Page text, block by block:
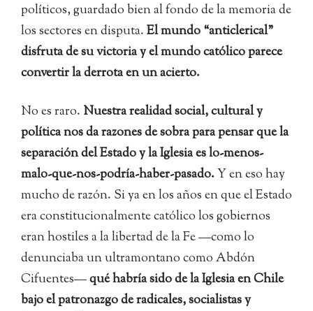
políticos, guardado bien al fondo de la memoria de
los sectores en disputa.El mundo “anticlerical”
disfruta de su victoria y el mundo católico parece
convertir la derrota en un acierto.
No es raro. Nuestra realidad social, cultural y
política nos da razones de sobra para pensar que la
separación del Estado y la Iglesia es lo-menos-
malo-que-nos-podría-haber-pasado.Y en eso hay
mucho de razón. Si ya en los años en que el Estado
era constitucionalmente católico los gobiernos
eran hostiles a la libertad de la Fe —como lo
denunciaba un ultramontano como Abdón
Cifuentes—qué habría sido de la Iglesia en Chile
bajo el patronazgo de radicales, socialistas y